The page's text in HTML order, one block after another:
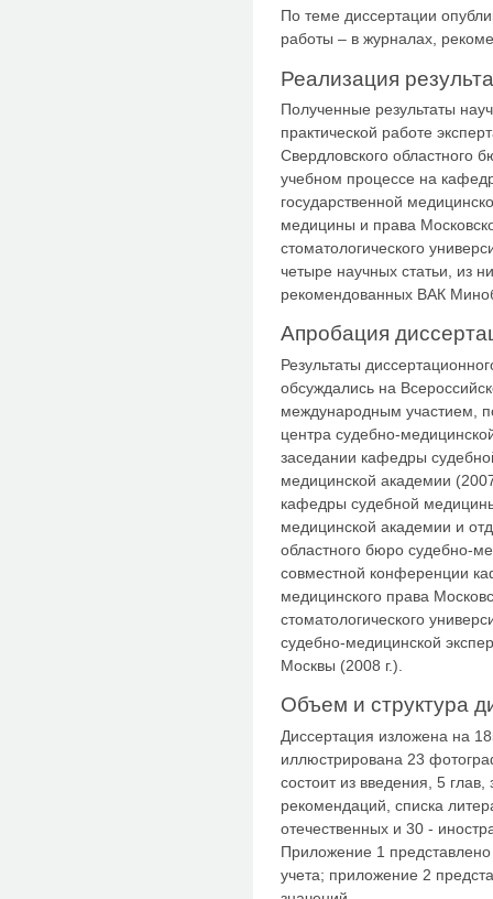
По теме диссертации
работы – в журналах,
Реализация
Полученные результаты
практической работе
Свердловского областного
учебном процессе на
государственной
медицины и права
стоматологического
четыре научных статьи, из
рекомендованных ВАК
Апробация
Результаты
обсуждались на
международным участием,
центра судебно-
заседании кафедры
медицинской академии
кафедры судебной
медицинской академии и
областного бюро судебно-
совместной конференции
медицинского права
стоматологического
судебно-медицинской
Москвы (2008 г.).
Объем и структура
Диссертация изложена на
иллюстрирована 23
состоит из введения, 5
рекомендаций, списка
отечественных и 30 -
Приложение 1 представлено
учета; приложение 2